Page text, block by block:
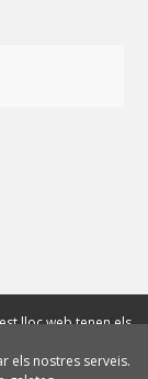
lloc web tenen els
Política de privadesa
els nostres serveis.